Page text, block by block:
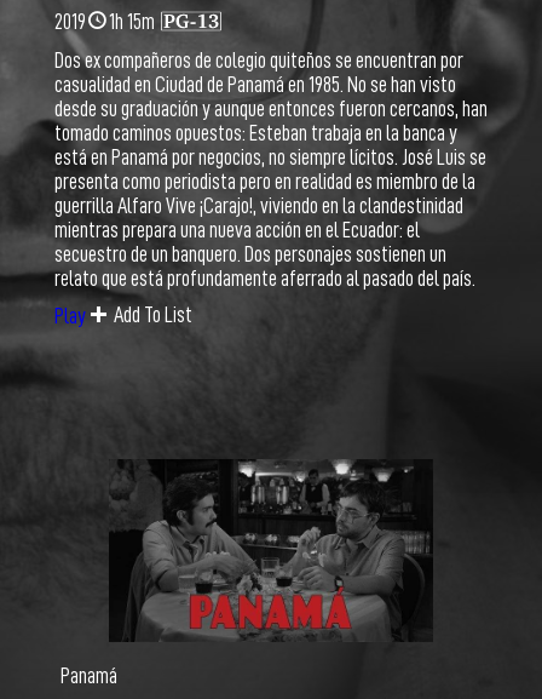
2019
1h 15m
Dos ex compañeros de colegio quiteños se encuentran por
casualidad en Ciudad de Panamá en 1985. No se han visto
desde su graduación y aunque entonces fueron cercanos, han
tomado caminos opuestos: Esteban trabaja en la banca y
está en Panamá por negocios, no siempre lícitos. José Luis se
presenta como periodista pero en realidad es miembro de la
guerrilla Alfaro Vive ¡Carajo!, viviendo en la clandestinidad
mientras prepara una nueva acción en el Ecuador: el
secuestro de un banquero. Dos personajes sostienen un
relato que está profundamente aferrado al pasado del país.
Play
Add To List
Panamá